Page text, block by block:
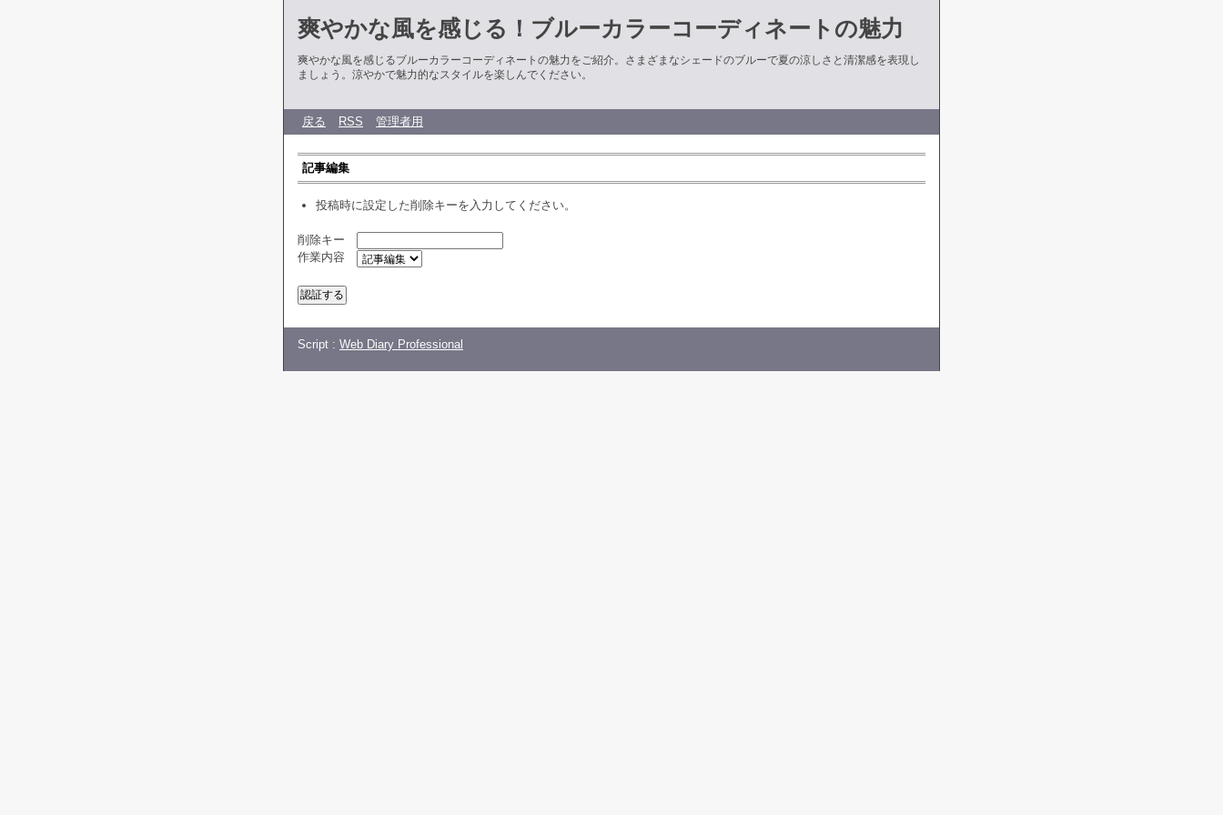
爽やかな風を感じる！ブルーカラーコーディネートの魅力
爽やかな風を感じるブルーカラーコーディネートの魅力をご紹介。さまざまなシェードのブルーで夏の涼しさと清潔感を表現し
ましょう。涼やかで魅力的なスタイルを楽しんでください。
戻る RSS 管理者用
記事編集
投稿時に設定した削除キーを入力してください。
削除キー
作業内容
Script : Web Diary Professional